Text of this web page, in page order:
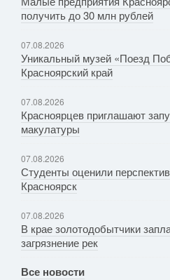
получить до 30 млн рублей
07.08.2026
Уникальный музей «Поезд
Красноярский край
07.08.2026
Красноярцев приглашают
макулатуры
07.08.2026
Студенты оценили
Красноярск
07.08.2026
В крае золотодобытчики
загрязнение рек
Все новости